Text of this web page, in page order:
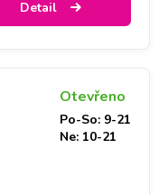
Detail
Otevřeno
Po-So: 9-21
Ne: 10-21